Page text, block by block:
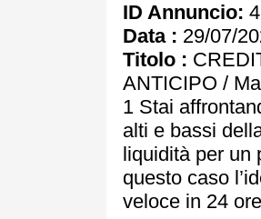
ID Annuncio:
Data : 29/07/
Titolo :
ANTICIPO /
1 Stai
alti e bassi
liquidità per un
questo caso
veloce in 24